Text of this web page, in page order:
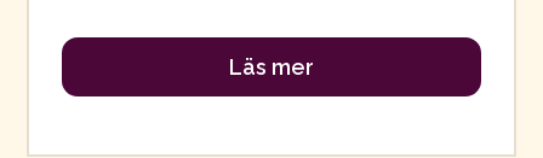
Läs mer